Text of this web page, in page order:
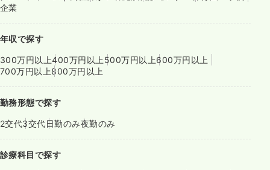
企業
年収で探す
300万円以上400万円以上 500万円以上600万円以上
700万円以上800万円以上
勤務形態で探す
2交代3交代日勤のみ夜勤のみ
診療科目で探す